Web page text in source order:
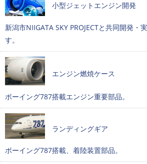
小型ジェットエンジン開発
新潟市NIIGATA SKY PROJECTと共同開発・
す。
エンジン燃焼ケース
ボーイング787搭載エンジン重要部品。
ランディングギア
ボーイング787搭載、着陸装置部品。